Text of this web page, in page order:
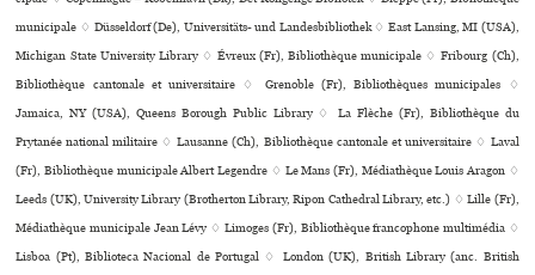
muni­ci­pale ♢ Düsseldorf (De), Universitäts- und Landesbibliothek ♢ East Lansing, MI (USA),
Michigan State University Library ♢ Évreux (Fr), Bibliothèque muni­ci­pale ♢ Fribourg (Ch),
Bibliothèque can­to­nale et uni­ver­si­taire ♢ Grenoble (Fr), Bibliothèques muni­ci­pa­les ♢
Jamaica, NY (USA), Queens Borough Public Library ♢ La Flèche (Fr), Bibliothèque du
Prytanée national mili­taire ♢ Lausanne (Ch), Bibliothèque can­to­nale et uni­ver­si­taire ♢ Laval
(Fr), Bibliothèque muni­ci­pale Albert Legendre ♢ Le Mans (Fr), Médiathèque Louis Aragon ♢
Leeds (UK), University Library (Brotherton Library, Ripon Cathedral Library, etc.) ♢ Lille (Fr),
Médiathèque muni­ci­pale Jean Lévy ♢ Limoges (Fr), Bibliothèque fran­co­phone mul­ti­mé­dia ♢
Lisboa (Pt), Biblioteca Nacional de Portugal ♢ London (UK), British Library (anc. British